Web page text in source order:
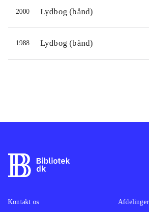
2000 Lydbog (bånd)
1988 Lydbog (bånd)
Kontakt os
Afdelinger